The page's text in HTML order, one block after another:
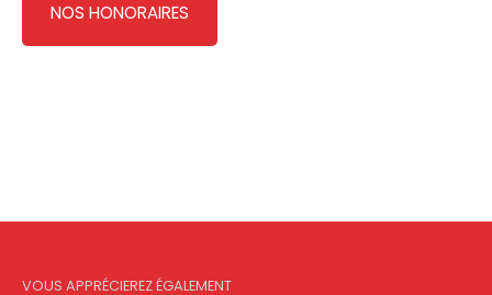
NOS HONORAIRES
VOUS APPRÉCIEREZ ÉGALEMENT